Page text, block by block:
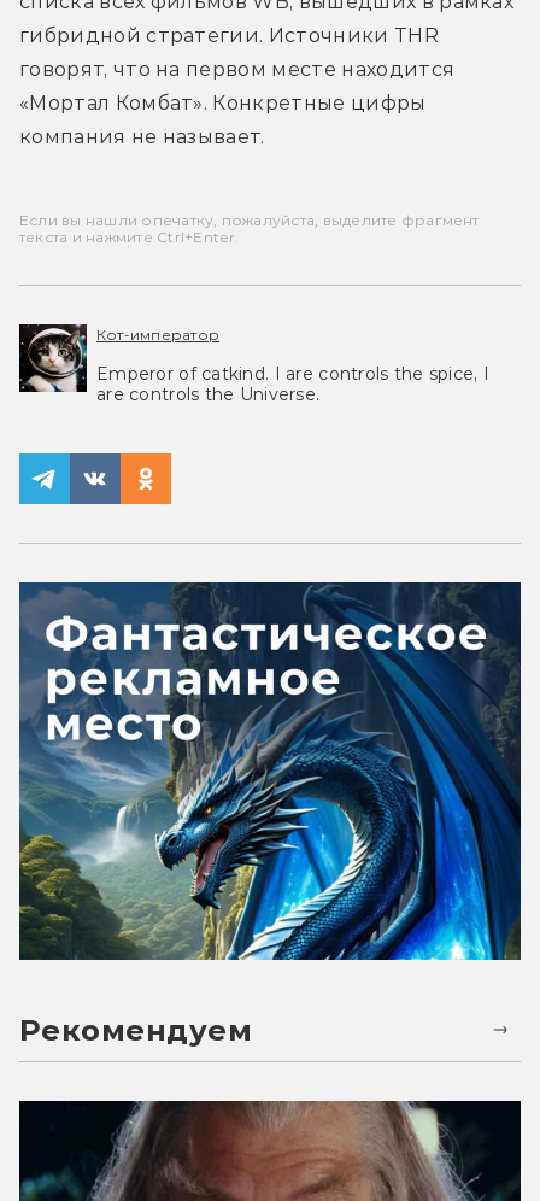
гибридной стратегии. Источники THR
говорят, что на первом месте находится
«Мортал Комбат». Конкретные цифры
компания не называет.
Если вы нашли опечатку, пожалуйста, выделите фрагмент
текста и нажмите Ctrl+Enter.
Кот-император
Emperor of catkind. I are controls the spice, I
are controls the Universe.
Рекомендуем